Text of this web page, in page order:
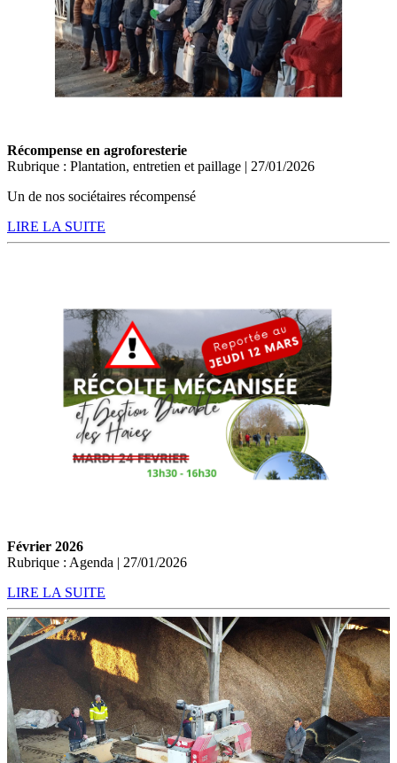
Récompense en agroforesterie
Rubrique : Plantation, entretien et paillage | 27/01/2026
Un de nos sociétaires récompensé
LIRE LA SUITE
Février 2026
Rubrique : Agenda | 27/01/2026
LIRE LA SUITE